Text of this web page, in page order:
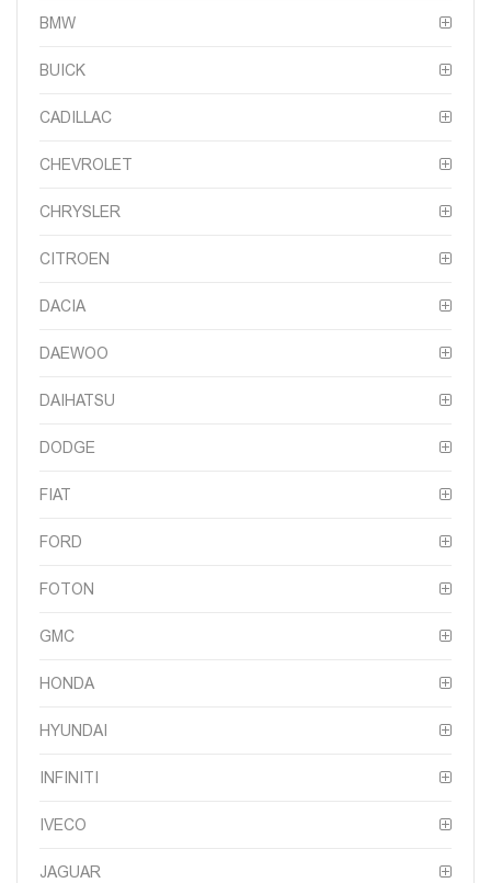
BMW
BUICK
CADILLAC
CHEVROLET
CHRYSLER
CITROEN
DACIA
DAEWOO
DAIHATSU
DODGE
FIAT
FORD
FOTON
GMC
HONDA
HYUNDAI
INFINITI
IVECO
JAGUAR